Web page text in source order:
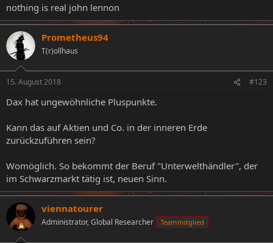
nothing is real john lennon
Prometheus94
T(r)ollhaus
15. August 2018 #123
Dax hat ungewöhnliche Pluspunkte.
Kann das auf Aktien und Co. in der inneren Erde
zurückzuführen sein?
Womöglich. So bekommt der Beruf "Unterwelthändler", der
im Schwarzmarkt tätig ist, neuen Sinn.
viennatourer
Administrator, Global Researcher Teammitglied